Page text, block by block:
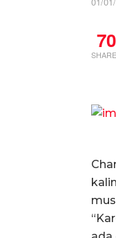
70